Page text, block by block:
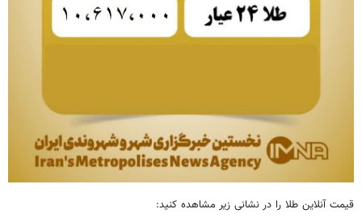
قیمت آنلاین طلا را در نشانی زیر مشاهده کنید: